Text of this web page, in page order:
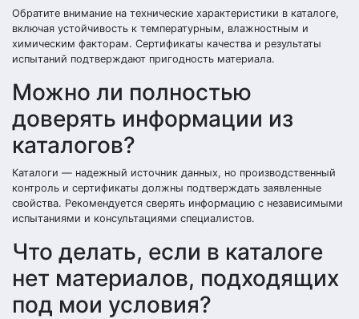
Обратите внимание на технические характеристики в каталоге,
включая устойчивость к температурным, влажностным и
химическим факторам. Сертификаты качества и результаты
испытаний подтверждают пригодность материала.
Можно ли полностью
доверять информации из
каталогов?
Каталоги — надежный источник данных, но производственный
контроль и сертификаты должны подтверждать заявленные
свойства. Рекомендуется сверять информацию с независимыми
испытаниями и консультациями специалистов.
Что делать, если в каталоге
нет материалов, подходящих
под мои условия?